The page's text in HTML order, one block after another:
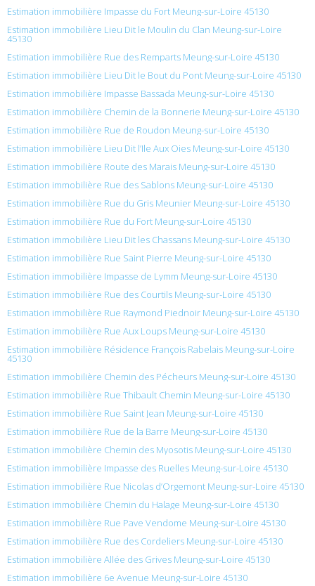
Estimation immobilière Impasse du Fort Meung-sur-Loire 45130
Estimation immobilière Lieu Dit le Moulin du Clan Meung-sur-Loire
45130
Estimation immobilière Rue des Remparts Meung-sur-Loire 45130
Estimation immobilière Lieu Dit le Bout du Pont Meung-sur-Loire 45130
Estimation immobilière Impasse Bassada Meung-sur-Loire 45130
Estimation immobilière Chemin de la Bonnerie Meung-sur-Loire 45130
Estimation immobilière Rue de Roudon Meung-sur-Loire 45130
Estimation immobilière Lieu Dit l’Ile Aux Oies Meung-sur-Loire 45130
Estimation immobilière Route des Marais Meung-sur-Loire 45130
Estimation immobilière Rue des Sablons Meung-sur-Loire 45130
Estimation immobilière Rue du Gris Meunier Meung-sur-Loire 45130
Estimation immobilière Rue du Fort Meung-sur-Loire 45130
Estimation immobilière Lieu Dit les Chassans Meung-sur-Loire 45130
Estimation immobilière Rue Saint Pierre Meung-sur-Loire 45130
Estimation immobilière Impasse de Lymm Meung-sur-Loire 45130
Estimation immobilière Rue des Courtils Meung-sur-Loire 45130
Estimation immobilière Rue Raymond Piednoir Meung-sur-Loire 45130
Estimation immobilière Rue Aux Loups Meung-sur-Loire 45130
Estimation immobilière Résidence François Rabelais Meung-sur-Loire
45130
Estimation immobilière Chemin des Pécheurs Meung-sur-Loire 45130
Estimation immobilière Rue Thibault Chemin Meung-sur-Loire 45130
Estimation immobilière Rue Saint Jean Meung-sur-Loire 45130
Estimation immobilière Rue de la Barre Meung-sur-Loire 45130
Estimation immobilière Chemin des Myosotis Meung-sur-Loire 45130
Estimation immobilière Impasse des Ruelles Meung-sur-Loire 45130
Estimation immobilière Rue Nicolas d’Orgemont Meung-sur-Loire 45130
Estimation immobilière Chemin du Halage Meung-sur-Loire 45130
Estimation immobilière Rue Pave Vendome Meung-sur-Loire 45130
Estimation immobilière Rue des Cordeliers Meung-sur-Loire 45130
Estimation immobilière Allée des Grives Meung-sur-Loire 45130
Estimation immobilière 6e Avenue Meung-sur-Loire 45130